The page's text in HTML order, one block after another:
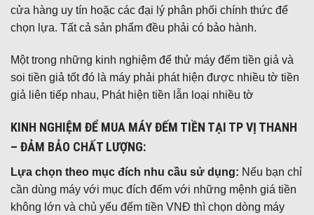
cửa hàng uy tín hoặc các đại lý phân phối chính thức để
chọn lựa. Tất cả sản phẩm đều phải có bảo hành.
Một trong những kinh nghiệm để thử máy đếm tiền giả và
soi tiền giả tốt đó là máy phải phát hiện được nhiều tờ tiền
giả liên tiếp nhau, Phát hiện tiền lẫn loại nhiều tờ
KINH NGHIỆM ĐỂ MUA MÁY ĐẾM TIỀN TẠI TP VỊ THANH
– ĐẢM BẢO CHẤT LƯỢNG:
Lựa chọn theo mục đích nhu cầu sử dụng: Nếu bạn chỉ
cần dùng máy với mục đích đếm với những mệnh giá tiền
không lớn và chủ yếu đếm tiền VNĐ thì chọn dòng máy